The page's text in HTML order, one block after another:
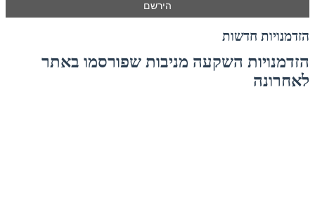
הזדמנויות חדשות
הזדמנויות השקעה מניבות שפורסמו באתר
לאחרונה